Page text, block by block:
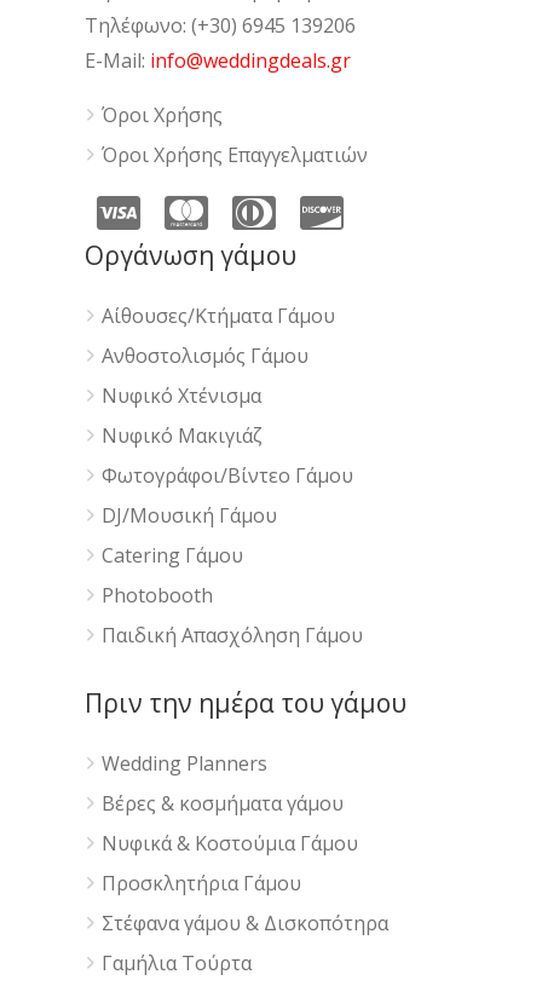
Τηλέφωνο: (+30) 6945 139206
E-Mail: info@weddingdeals.gr
Όροι Χρήσης
Όροι Χρήσης Επαγγελματιών
Οργάνωση γάμου
Αίθουσες/Κτήματα Γάμου
Ανθοστολισμός Γάμου
Νυφικό Χτένισμα
Νυφικό Μακιγιάζ
Φωτογράφοι/Βίντεο Γάμου
DJ/Μουσική Γάμου
Catering Γάμου
Photobooth
Παιδική Απασχόληση Γάμου
Πριν την ημέρα του γάμου
Wedding Planners
Βέρες & κοσμήματα γάμου
Νυφικά & Κοστούμια Γάμου
Προσκλητήρια Γάμου
Στέφανα γάμου & Δισκοπότηρα
Γαμήλια Τούρτα